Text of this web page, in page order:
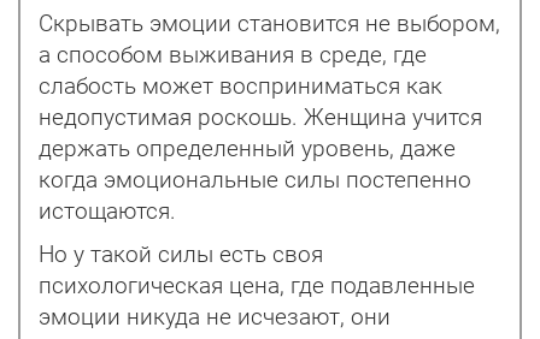
Скрывать эмоции становится не выбором,
а способом выживания в среде, где
слабость может восприниматься как
недопустимая роскошь. Женщина учится
держать определенный уровень, даже
когда эмоциональные силы постепенно
истощаются.
Но у такой силы есть своя
психологическая цена, где подавленные
эмоции никуда не исчезают, они